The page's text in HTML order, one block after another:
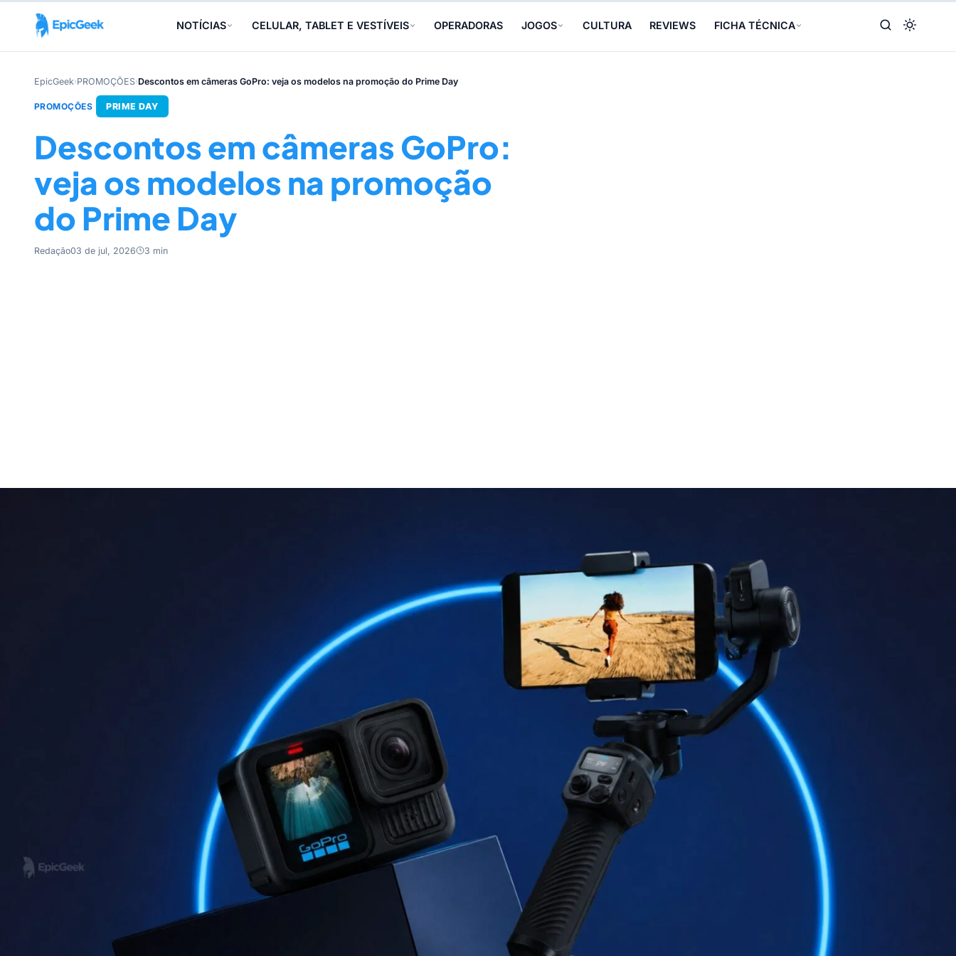
NOTÍCIAS CELULAR, TABLET E VESTÍVEIS OPERADORAS JOGOS CULTURA REVIEWS FICHA TÉCNICA
EpicGeek›PROMOÇÕES›Descontos em câmeras GoPro: veja os modelos na promoção do Prime Day
PROMOÇÕES PRIME DAY
Descontos em câmeras GoPro:
veja os modelos na promoção
do Prime Day
Redação03 de jul, 2026 3 min